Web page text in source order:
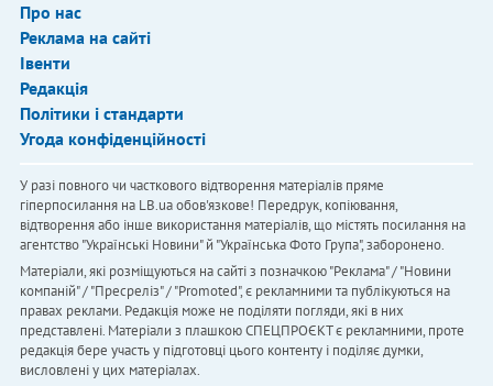
Про нас
Реклама на сайті
Івенти
Редакція
Політики і стандарти
Угода конфіденційності
У разі повного чи часткового відтворення матеріалів пряме
гіперпосилання на LB.ua обов'язкове! Передрук, копіювання,
відтворення або інше використання матеріалів, що містять посилання на
агентство "Українськi Новини" й "Українська Фото Група", заборонено.
Матеріали, які розміщуються на сайті з позначкою "Реклама" / "Новини
компаній" / "Пресреліз" / "Promoted", є рекламними та публікуються на
правах реклами. Редакція може не поділяти погляди, які в них
представлені. Матеріали з плашкою СПЕЦПРОЄКТ є рекламними, проте
редакція бере участь у підготовці цього контенту і поділяє думки,
висловлені у цих матеріалах.